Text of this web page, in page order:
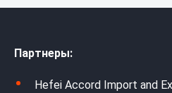
Партнеры:
Hefei Accord Import and